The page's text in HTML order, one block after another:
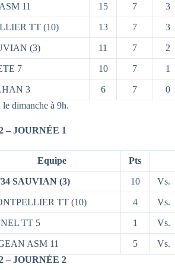
11 15 7 3
TT (10) 13 7 3
(3) 11 7 2
7 10 7 1
3 6 7 0
dimanche à 9h.
– JOURNÉE 1
Equipe Pts
SAUVIAN (3) 10 Vs.
TT (10) 4 Vs.
TT 5 1 Vs.
ASM 11 5 Vs.
– JOURNÉE 2